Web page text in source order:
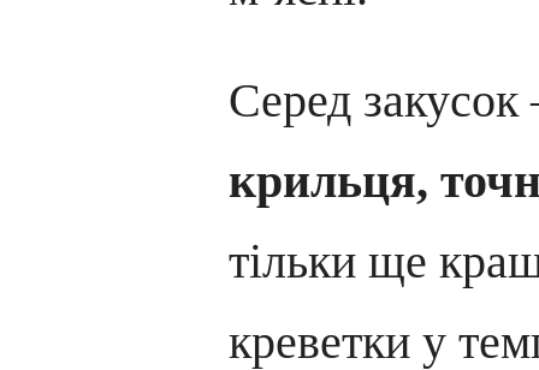
Серед
крильця,
тільки ще
креветки у